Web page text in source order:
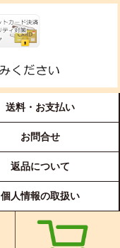
送料・お支払い
お問合せ
返品について
個人情報の取扱い